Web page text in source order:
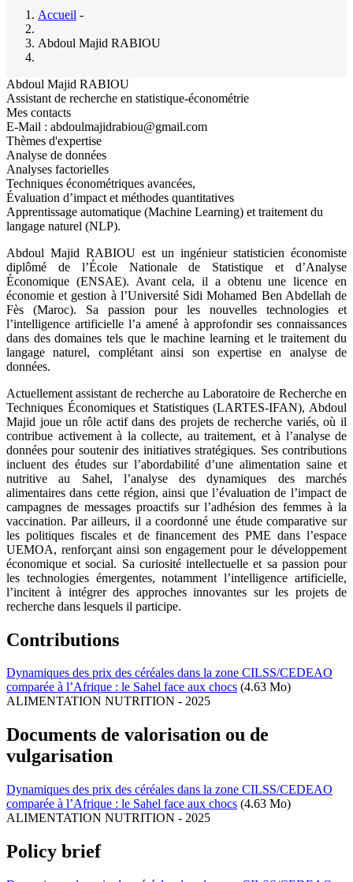
Accueil -
Abdoul Majid RABIOU
Abdoul Majid RABIOU
Assistant de recherche en statistique-économétrie
Mes contacts
E-Mail : abdoulmajidrabiou@gmail.com
Thèmes d'expertise
Analyse de données
Analyses factorielles
Techniques économétriques avancées,
Évaluation d’impact et méthodes quantitatives
Apprentissage automatique (Machine Learning) et traitement du
langage naturel (NLP).
Abdoul Majid RABIOU est un ingénieur statisticien économiste
diplômé de l’École Nationale de Statistique et d’Analyse
Économique (ENSAE). Avant cela, il a obtenu une licence en
économie et gestion à l’Université Sidi Mohamed Ben Abdellah de
Fès (Maroc). Sa passion pour les nouvelles technologies et
l’intelligence artificielle l’a amené à approfondir ses connaissances
dans des domaines tels que le machine learning et le traitement du
langage naturel, complétant ainsi son expertise en analyse de
données.
Actuellement assistant de recherche au Laboratoire de Recherche en
Techniques Économiques et Statistiques (LARTES-IFAN), Abdoul
Majid joue un rôle actif dans des projets de recherche variés, où il
contribue activement à la collecte, au traitement, et à l’analyse de
données pour soutenir des initiatives stratégiques. Ses contributions
incluent des études sur l’abordabilité d’une alimentation saine et
nutritive au Sahel, l’analyse des dynamiques des marchés
alimentaires dans cette région, ainsi que l’évaluation de l’impact de
campagnes de messages proactifs sur l’adhésion des femmes à la
vaccination. Par ailleurs, il a coordonné une étude comparative sur
les politiques fiscales et de financement des PME dans l’espace
UEMOA, renforçant ainsi son engagement pour le développement
économique et social. Sa curiosité intellectuelle et sa passion pour
les technologies émergentes, notamment l’intelligence artificielle,
l’incitent à intégrer des approches innovantes sur les projets de
recherche dans lesquels il participe.
Contributions
Dynamiques des prix des céréales dans la zone CILSS/CEDEAO
comparée à l’Afrique : le Sahel face aux chocs (4.63 Mo)
ALIMENTATION NUTRITION - 2025
Documents de valorisation ou de
vulgarisation
Dynamiques des prix des céréales dans la zone CILSS/CEDEAO
comparée à l’Afrique : le Sahel face aux chocs (4.63 Mo)
ALIMENTATION NUTRITION - 2025
Policy brief